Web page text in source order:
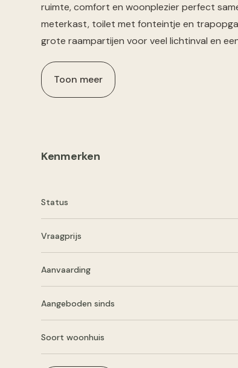
ruimte, comfort en woonplezier perfect
meterkast, toilet met fonteintje en
grote raampartijen voor veel lichtinval en
Toon meer
Kenmerken
Status
Vraagprijs
Aanvaarding
Aangeboden sinds
Soort woonhuis